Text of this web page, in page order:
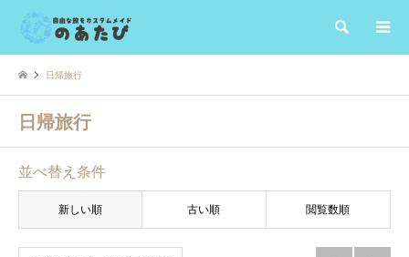
検索
日帰旅行
日帰旅行
並べ替え条件
新しい順 古い順 閲覧数順